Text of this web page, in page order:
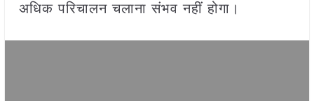
अधिक परिचालन चलाना संभव नहीं होगा।